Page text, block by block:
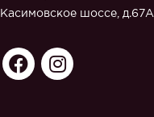
Касимовское шоссе, д.67A